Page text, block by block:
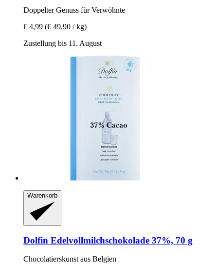
Doppelter Genuss für Verwöhnte
€ 4,99 (€ 49,90 / kg)
Zustellung bis 11. August
Warenkorb
Dolfin Edelvollmilchschokolade 37%, 70 g
Chocolatierskunst aus Belgien